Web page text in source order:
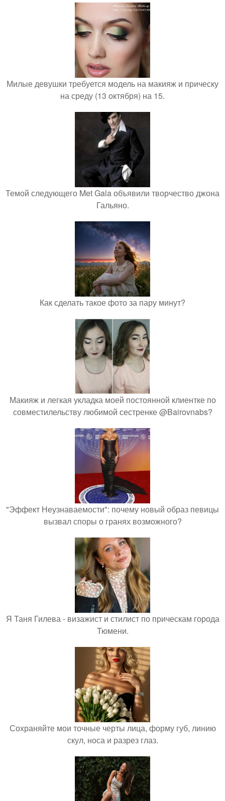
Милые девушки требуется модель на макияж и прическу
на среду (13 октября) на 15.
Темой следующего Met Gala объявили творчество джона
Гальяно.
Как сделать такое фото за пару минут?
Макияж и легкая укладка моей постоянной клиентке по
совместилельству любимой сестренке @Bairovnabs?
"Эффект Неузнаваемости": почему новый образ певицы
вызвал споры о гранях возможного?
Я Таня Гилева - визажист и стилист по прическам города
Тюмени.
Сохраняйте мои точные черты лица, форму губ, линию
скул, носа и разрез глаз.